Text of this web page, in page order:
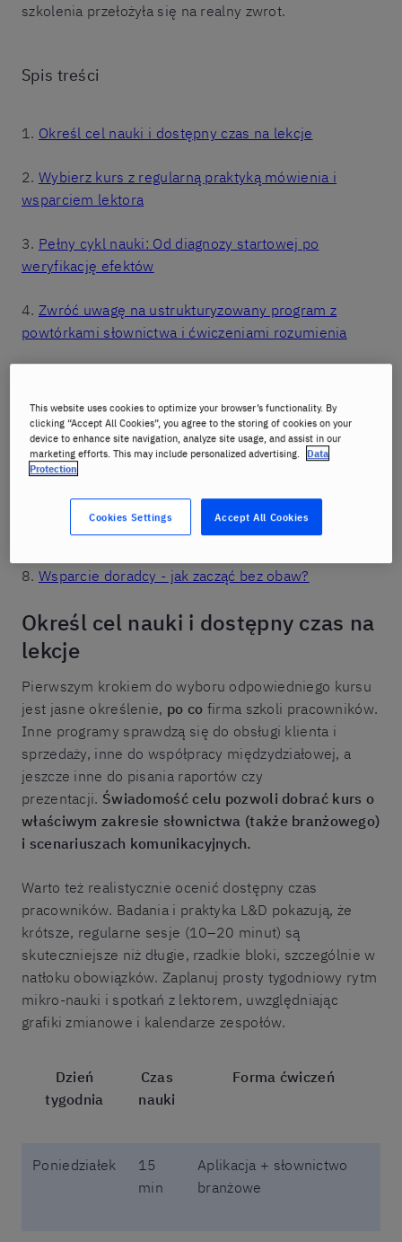
szkolenia przełożyła się na realny zwrot.
Spis treści
1. Określ cel nauki i dostępny czas na lekcje
2. Wybierz kurs z regularną praktyką mówienia i
wsparciem lektora
3. Pełny cykl nauki: Od diagnozy startowej po
weryfikację efektów
4. Zwróć uwagę na ustrukturyzowany program z
powtórkami słownictwa i ćwiczeniami rozumienia
6.Zastosuj skuteczne nawyki nauki, łącząc krótkie
sesje z aktywną praktyką
wyborze kursu online dla firm
8. Wsparcie doradcy - jak zacząć bez obaw?
Określ cel nauki i dostępny czas na
lekcje
Pierwszym krokiem do wyboru odpowiedniego kursu
jest jasne określenie, po co firma szkoli pracowników.
Inne programy sprawdzą się do obsługi klienta i
sprzedaży, inne do współpracy międzydziałowej, a
jeszcze inne do pisania raportów czy
prezentacji. Świadomość celu pozwoli dobrać kurs o
właściwym zakresie słownictwa (także branżowego)
i scenariuszach komunikacyjnych.
Warto też realistycznie ocenić dostępny czas
pracowników. Badania i praktyka L&D pokazują, że
krótsze, regularne sesje (10–20 minut) są
skuteczniejsze niż długie, rzadkie bloki, szczególnie w
natłoku obowiązków. Zaplanuj prosty tygodniowy rytm
mikro-nauki i spotkań z lektorem, uwzględniając
grafiki zmianowe i kalendarze zespołów.
Dzień
tygodnia
Czas
nauki
Forma ćwiczeń
Poniedziałek
15
min
Aplikacja + słownictwo
branżowe
This website uses cookies to optimize your browser’s functionality. By
clicking “Accept All Cookies”, you agree to the storing of cookies on your
device to enhance site navigation, analyze site usage, and assist in our
marketing efforts. This may include personalized advertising. Data
Protection
Accept All Cookies
Cookies Settings